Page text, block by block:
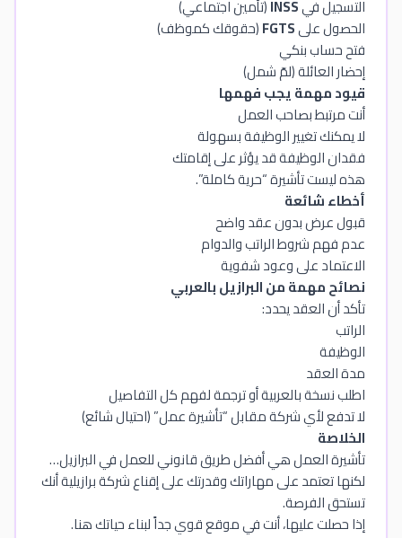
التسجيل فيINSS(تأمين اجتماعي)
الحصول علىFGTS(حقوقك كموظف)
فتح حساب بنكي
إحضار العائلة (لمّ شمل)
قيود مهمة يجب فهمها
أنت مرتبط بصاحب العمل
لا يمكنك تغيير الوظيفة بسهولة
فقدان الوظيفة قد يؤثر على إقامتك
هذه ليست تأشيرة “حرية كاملة”.
أخطاء شائعة
قبول عرض بدون عقد واضح
عدم فهم شروط الراتب والدوام
الاعتماد على وعود شفوية
نصائح مهمة من البرازيل بالعربي
تأكد أن العقد يحدد:
الراتب
الوظيفة
مدة العقد
اطلب نسخة بالعربية أو ترجمة لفهم كل التفاصيل
لا تدفع لأي شركة مقابل “تأشيرة عمل” (احتيال شائع)
الخلاصة
تأشيرة العمل هي أفضل طريق قانوني للعمل في البرازيل…
لكنها تعتمد على مهاراتك وقدرتك على إقناع شركة برازيلية أنك
تستحق الفرصة.
إذا حصلت عليها، أنت في موقع قوي جداً لبناء حياتك هنا.